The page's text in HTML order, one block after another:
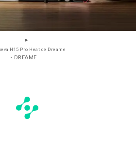
H15 Pro Heat de Dreame
- DREAME